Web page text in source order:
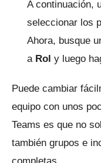
A continuación,
seleccionar los
Ahora, busque
a Rol y luego
Puede cambiar
equipo con unos
Teams es que no
también grupos e